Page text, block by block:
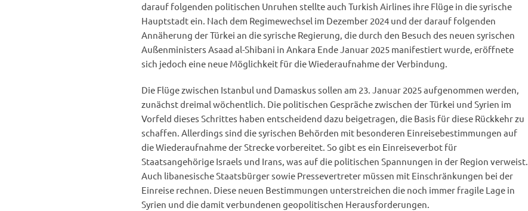
darauf folgenden politischen Unruhen stellte auch Turkish Airlines ihre Flüge in die syrische
Hauptstadt ein. Nach dem Regimewechsel im Dezember 2024 und der darauf folgenden
Annäherung der Türkei an die syrische Regierung, die durch den Besuch des neuen syrischen
Außenministers Asaad al-Shibani in Ankara Ende Januar 2025 manifestiert wurde, eröffnete
sich jedoch eine neue Möglichkeit für die Wiederaufnahme der Verbindung.
Die Flüge zwischen Istanbul und Damaskus sollen am 23. Januar 2025 aufgenommen werden,
zunächst dreimal wöchentlich. Die politischen Gespräche zwischen der Türkei und Syrien im
Vorfeld dieses Schrittes haben entscheidend dazu beigetragen, die Basis für diese Rückkehr zu
schaffen. Allerdings sind die syrischen Behörden mit besonderen Einreisebestimmungen auf
die Wiederaufnahme der Strecke vorbereitet. So gibt es ein Einreiseverbot für
Staatsangehörige Israels und Irans, was auf die politischen Spannungen in der Region verweist.
Auch libanesische Staatsbürger sowie Pressevertreter müssen mit Einschränkungen bei der
Einreise rechnen. Diese neuen Bestimmungen unterstreichen die noch immer fragile Lage in
Syrien und die damit verbundenen geopolitischen Herausforderungen.